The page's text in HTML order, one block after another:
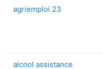
agriemploi 23
alcool assistance